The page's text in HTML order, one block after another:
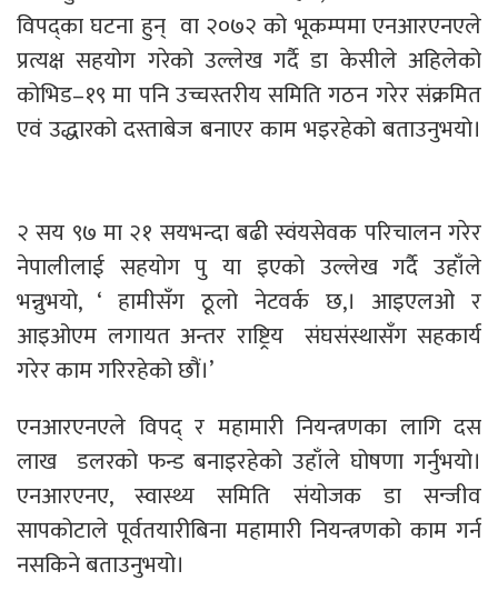
विपद्का घटना हुन् वा २०७२ को भूकम्पमा एनआरएनएले
प्रत्यक्ष सहयोग गरेको उल्लेख गर्दै डा केसीले अहिलेको
कोभिड–१९ मा पनि उच्चस्तरीय समिति गठन गरेर संक्रमित
एवं उद्धारको दस्ताबेज बनाएर काम भइरहेको बताउनुभयो।
२ सय ९७ मा २१ सयभन्दा बढी स्वंयसेवक परिचालन गरेर
नेपालीलाई सहयोग पु या इएको उल्लेख गर्दै उहाँले
भन्नुभयो, ‘ हामीसँग ठूलो नेटवर्क छ,। आइएलओ र
आइओएम लगायत अन्तर राष्ट्रिय संघसंस्थासँग सहकार्य
गरेर काम गरिरहेको छौं।’
एनआरएनएले विपद् र महामारी नियन्त्रणका लागि दस
लाख डलरको फन्ड बनाइरहेको उहाँले घोषणा गर्नुभयो।
एनआरएनए, स्वास्थ्य समिति संयोजक डा सन्जीव
सापकोटाले पूर्वतयारीबिना महामारी नियन्त्रणको काम गर्न
नसकिने बताउनुभयो।